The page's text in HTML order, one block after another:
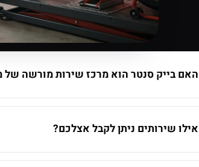
האם בייק סנטר הוא מרכז שירות מורשה של
אילו שירותים ניתן לקבל אצלכם?